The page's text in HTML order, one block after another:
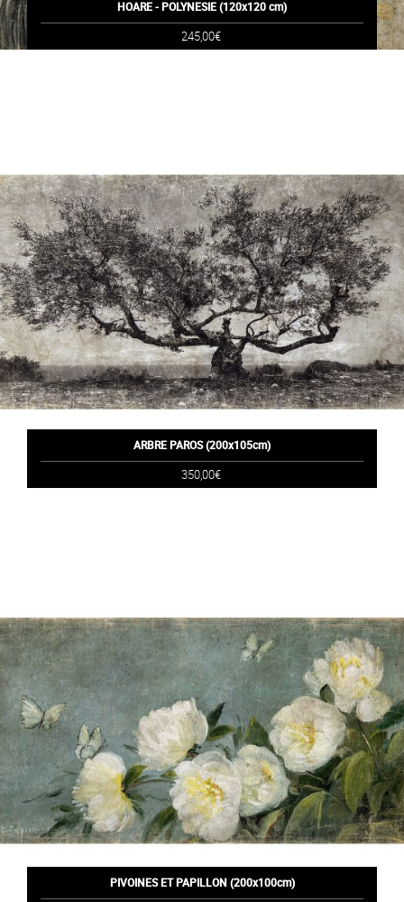
HOARE - POLYNESIE (120x120 cm)
245,00€
ARBRE PAROS (200x105cm)
350,00€
PIVOINES ET PAPILLON (200x100cm)